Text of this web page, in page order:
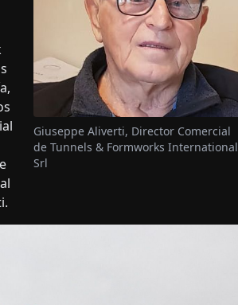
Giuseppe Aliverti, Director Comercial
de Tunnels & Formworks International
Srl